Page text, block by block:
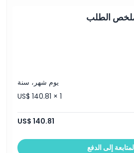
الطلب
يوم شهر، سنة
US$ 140.81 × 1
US$ 140.81
إلى الدفع